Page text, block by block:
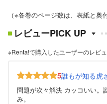
（※各巻のページ数は、表紙と奥
レビューPICK UP
※Renta!で購入したユーザーのレビ
5誰もが知る虎
問題が次々解決 カッコいい。
み。